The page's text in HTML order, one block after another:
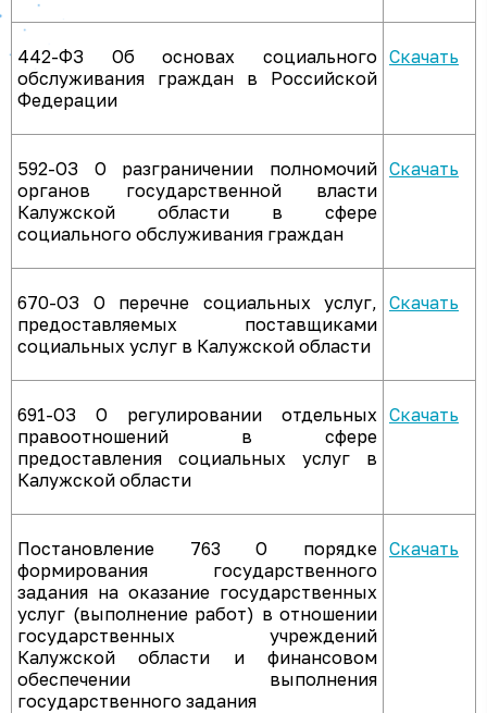
442-ФЗ Об основах социального
обслуживания граждан в Российской
Федерации
Скачать
592-ОЗ О разграничении полномочий
органов государственной власти
Калужской области в сфере
социального обслуживания граждан
Скачать
670-ОЗ О перечне социальных услуг,
предоставляемых поставщиками
социальных услуг в Калужской области
Скачать
691-ОЗ О регулировании отдельных
правоотношений в сфере
предоставления социальных услуг в
Калужской области
Скачать
Постановление 763 О порядке
формирования государственного
задания на оказание государственных
услуг (выполнение работ) в отношении
государственных учреждений
Калужской области и финансовом
обеспечении выполнения
государственного задания
Скачать